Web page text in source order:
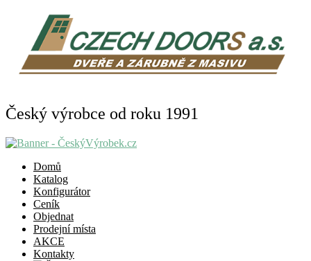
Český výrobce od roku 1991
Domů
Katalog
Konfigurátor
Ceník
Objednat
Prodejní místa
AKCE
Kontakty